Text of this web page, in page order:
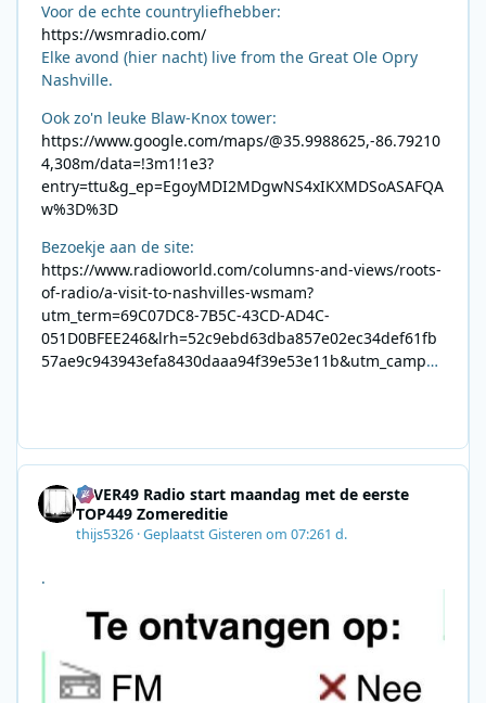
Voor de echte countryliefhebber:
https://wsmradio.com/
Elke avond (hier nacht) live from the Great Ole Opry
Nashville.
Ook zo'n leuke Blaw-Knox tower:
https://www.google.com/maps/@35.9988625,-86.79210
4,308m/data=!3m1!1e3?
entry=ttu&g_ep=EgoyMDI2MDgwNS4xIKXMDSoASAFQA
w%3D%3D
Bezoekje aan de site:
https://www.radioworld.com/columns-and-views/roots-
of-radio/a-visit-to-nashvilles-wsmam?
utm_term=69C07DC8-7B5C-43CD-AD4C-
051D0BFEE246&lrh=52c9ebd63dba857e02ec34def61fb
57ae9c943943efa8430daaa94f39e53e11b&utm_campai
8F09201A140D&utm_source=SmartBrief
4EVER49 Radio start maandag met de eerste
TOP449 Zomereditie
thijs5326 ·GeplaatstGisteren om 07:261 d.
.